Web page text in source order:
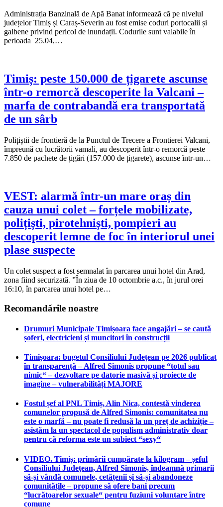
Administrația Banzinală de Apă Banat informează că pe nivelul
județelor Timiș și Caraș-Severin au fost emise coduri portocalii și
galbene privind pericol de inundații. Codurile sunt valabile în
perioada 25.04,…
Timiș: peste 150.000 de țigarete ascunse
într-o remorcă descoperite la Valcani –
marfa de contrabandă era transportată
de un sârb
Polițiștii de frontieră de la Punctul de Trecere a Frontierei Valcani,
împreună cu lucrătorii vamali, au descoperit într-o remorcă peste
7.850 de pachete de țigări (157.000 de țigarete), ascunse într-un…
VEST: alarmă într-un mare oraș din
cauza unui colet – forțele mobilizate,
polițiști, pirotehniști, pompieri au
descoperit lemne de foc în interiorul unei
plase suspecte
Un colet suspect a fost semnalat în parcarea unui hotel din Arad,
zona fiind securizată. ”În ziua de 10 octombrie a.c., în jurul orei
16:10, în parcarea unui hotel pe…
Recomandările noastre
Drumuri Municipale Timișoara face angajări – se caută
șoferi, electricieni și muncitori în construcții
Timișoara: bugetul Consiliului Județean pe 2026 publicat
în transparență – Alfred Simonis propune “totul sau
nimic“ – dezvoltare pe datorie masivă și proiecte de
imagine – vulnerabilități MAJORE
Fostul șef al PNL Timiș, Alin Nica, contestă vinderea
comunelor propusă de Alfred Simonis: comunitatea nu
este o marfă – nu poate fi redusă la un preț de achiziție –
asistăm la un spectacol de populism administrativ doar
pentru că reforma este un subiect “sexy“
VIDEO. Timiș: primării cumpărate la kilogram – șeful
Consiliului Județean, Alfred Simonis, îndeamnă primarii
să-și vândă comunele, cetățenii și să-și abandoneze
comunitățile – propune să ofere bani precum
“lucrătoarelor sexuale“ pentru fuziuni voluntare între
comune